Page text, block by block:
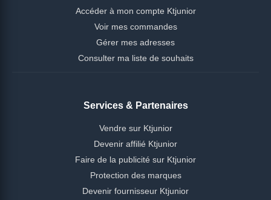
Accéder à mon compte Ktjunior
Voir mes commandes
Gérer mes adresses
Consulter ma liste de souhaits
Services & Partenaires
Vendre sur Ktjunior
Devenir affilié Ktjunior
Faire de la publicité sur Ktjunior
Protection des marques
Devenir fournisseur Ktjunior